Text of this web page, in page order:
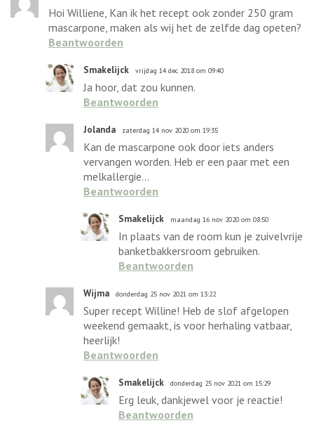
Hoi Williene, Kan ik het recept ook zonder 250 gram
mascarpone, maken als wij het de zelfde dag opeten?
Beantwoorden
Smakelijck vrijdag 14 dec 2018 om 09:40
Ja hoor, dat zou kunnen.
Beantwoorden
Jolanda zaterdag 14 nov 2020 om 19:35
Kan de mascarpone ook door iets anders
vervangen worden. Heb er een paar met een
melkallergie...
Beantwoorden
Smakelijck maandag 16 nov 2020 om 08:50
In plaats van de room kun je zuivelvrije
banketbakkersroom gebruiken.
Beantwoorden
Wijma donderdag 25 nov 2021 om 13:22
Super recept Willine! Heb de slof afgelopen
weekend gemaakt, is voor herhaling vatbaar,
heerlijk!
Beantwoorden
Smakelijck donderdag 25 nov 2021 om 15:29
Erg leuk, dankjewel voor je reactie!
Beantwoorden